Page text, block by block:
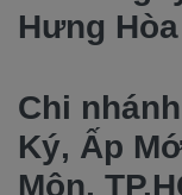
Hưng
Chi
Ký, Ấp
Môn,